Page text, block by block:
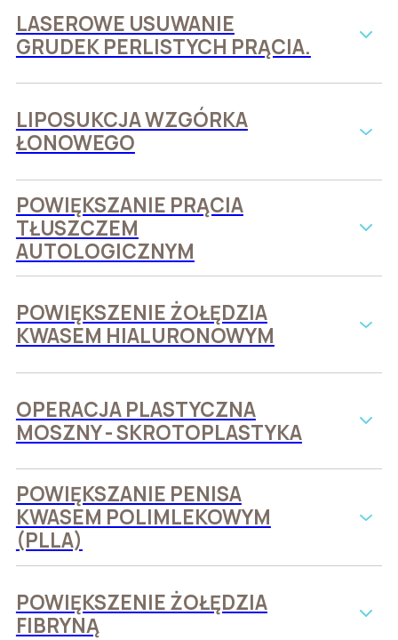
LASEROWE USUWANIE
GRUDEK PERLISTYCH PRĄCIA.
LIPOSUKCJA WZGÓRKA
ŁONOWEGO
POWIĘKSZANIE PRĄCIA
TŁUSZCZEM
AUTOLOGICZNYM
POWIĘKSZENIE ŻOŁĘDZIA
KWASEM HIALURONOWYM
OPERACJA PLASTYCZNA
MOSZNY - SKROTOPLASTYKA
POWIĘKSZANIE PENISA
KWASEM POLIMLEKOWYM
(PLLA)
POWIĘKSZENIE ŻOŁĘDZIA
FIBRYNĄ